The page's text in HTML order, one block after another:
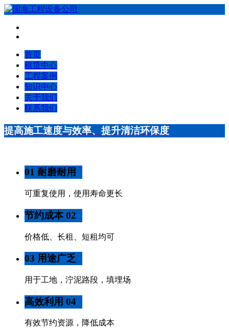
首页
租赁中心
工程案例
知识中心
关于我们
联系我们
提高施工速度与效率、提升清洁环保度
01 耐磨耐用
可重复使用，使用寿命更长
节约成本 02
价格低、长租、短租均可
03 用途广乏
用于工地，泞泥路段，填埋场
高效利用 04
有效节约资源，降低成本